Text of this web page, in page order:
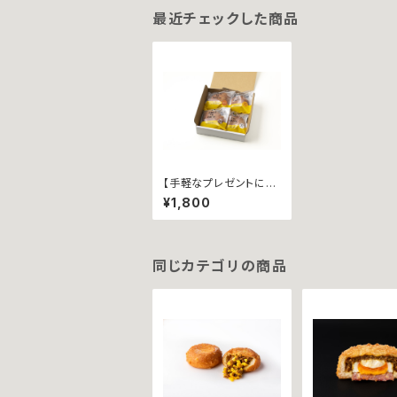
最近チェックした商品
【手軽なプレゼントに！】
カリットカリー ~４個
詰合せ~ 【ウインナーｘ
１個、瀬戸内レモン香る
¥1,800
同じカテゴリの商品